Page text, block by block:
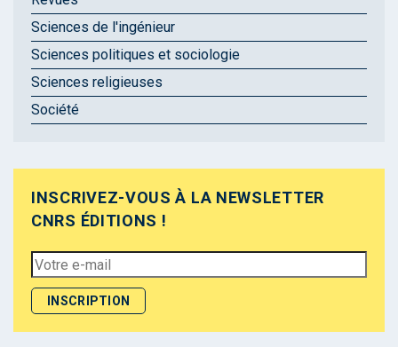
Sciences de l'ingénieur
Sciences politiques et sociologie
Sciences religieuses
Société
INSCRIVEZ-VOUS À LA NEWSLETTER
CNRS ÉDITIONS !